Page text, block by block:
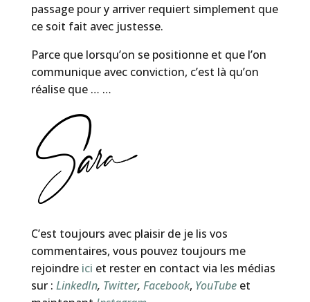
passage pour y arriver requiert simplement que
ce soit fait avec justesse.
Parce que lorsqu’on se positionne et que l’on
communique avec conviction, c’est là qu’on
réalise que … …
C’est toujours avec plaisir de je lis vos
commentaires, vous pouvez toujours me
rejoindre ici et rester en contact via les médias
sur : LinkedIn, Twitter, Facebook, YouTubeet